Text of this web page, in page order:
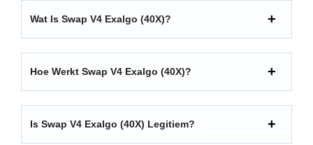
Wat Is Swap V4 Exalgo (40X)?
Hoe Werkt Swap V4 Exalgo (40X)?
Is Swap V4 Exalgo (40X) Legitiem?